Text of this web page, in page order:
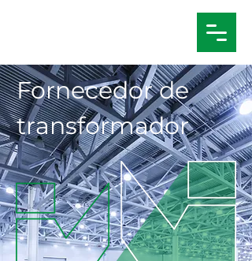
Fornecedor de
transformador